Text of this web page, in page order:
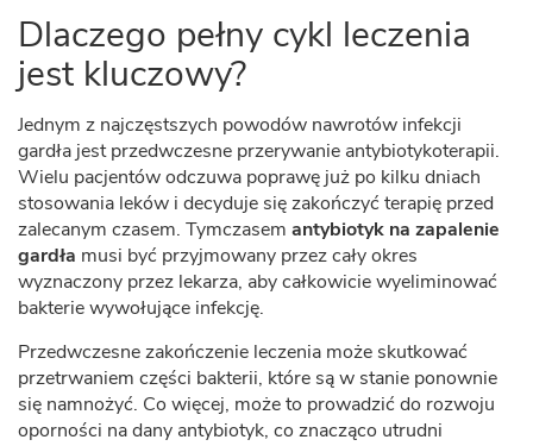
Dlaczego pełny cykl leczenia
jest kluczowy?
Jednym z najczęstszych powodów nawrotów infekcji
gardła jest przedwczesne przerywanie antybiotykoterapii.
Wielu pacjentów odczuwa poprawę już po kilku dniach
stosowania leków i decyduje się zakończyć terapię przed
zalecanym czasem. Tymczasem antybiotyk na zapalenie
gardła musi być przyjmowany przez cały okres
wyznaczony przez lekarza, aby całkowicie wyeliminować
bakterie wywołujące infekcję.
Przedwczesne zakończenie leczenia może skutkować
przetrwaniem części bakterii, które są w stanie ponownie
się namnożyć. Co więcej, może to prowadzić do rozwoju
oporności na dany antybiotyk, co znacząco utrudni